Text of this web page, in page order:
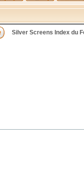
Silver Screens Index du